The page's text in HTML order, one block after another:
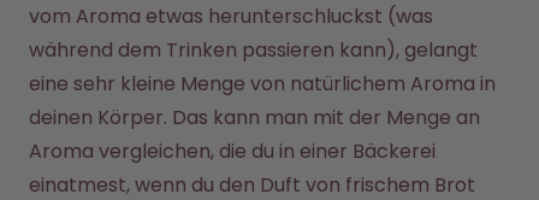
vom Aroma etwas herunterschluckst (was
während dem Trinken passieren kann), gelangt
eine sehr kleine Menge von natürlichem Aroma in
deinen Körper. Das kann man mit der Menge an
Aroma vergleichen, die du in einer Bäckerei
einatmest, wenn du den Duft von frischem Brot